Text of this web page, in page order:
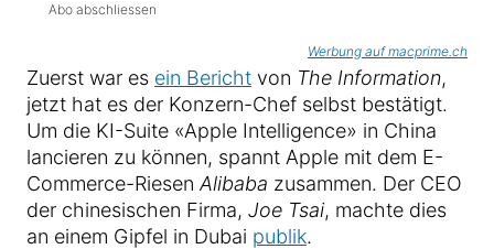
Abo abschliessen
Werbung auf macprime.ch
Zuerst war es ein Bericht von The Information,
jetzt hat es der Konzern-Chef selbst bestätigt.
Um die KI-Suite «Apple Intelligence» in China
lancieren zu können, spannt Apple mit dem E-
Commerce-Riesen Alibaba zusammen. Der CEO
der chinesischen Firma, Joe Tsai, machte dies
an einem Gipfel in Dubai publik.